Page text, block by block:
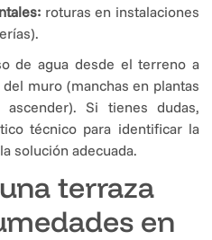
roturas en instalaciones
de agua desde el terreno a
muro (manchas en plantas
ascender). Si tienes dudas,
técnico para identificar la
solución adecuada.
terraza
en